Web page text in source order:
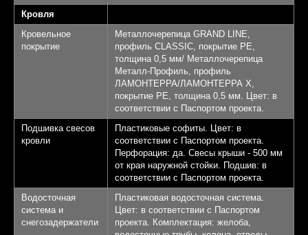
Кровля
Кровельное
покрытие
Металлочерепица GRAND LINE,
профиль CLASSIC, покрытие PE,
толщина 0,5 мм/ Металлочерепица
Металл-Профиль, профиль
ЛАМОНТЕРРА/ЛАМОНТЕРРА Х,
покрытие PE, толщина 0,5 мм. Цвет: в
соответствии с Паспортом проекта.
Подшивка свесов
кровли
Пластиковые софиты. Цвет: в
соответствии с Паспортом проекта.
Перфорация: да. Свесы крыши - 500 мм
от края наружной стойки. Подшив: в
соответствии с Паспортом проекта.
Водосточная
система и
снегозадержатели
Пластиковая водосточная система.
Цвет: в соответствии с Паспортом
проекта. Комплектация: желоба,